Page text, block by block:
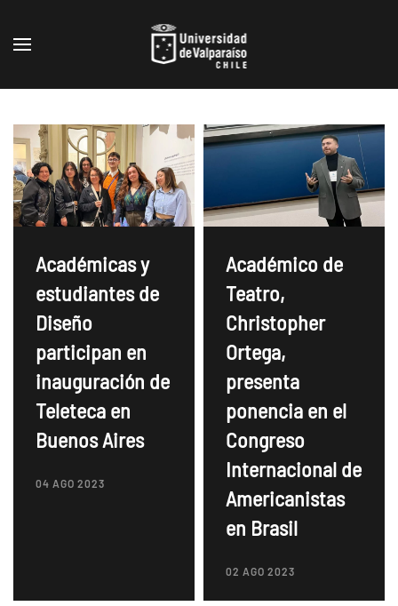
Skip to main content
Académicas y
estudiantes de
Diseño
participan en
inauguración de
Teleteca en
Buenos Aires
04 AGO 2023
Académico de
Teatro,
Christopher
Ortega,
presenta
ponencia en el
Congreso
Internacional de
Americanistas
en Brasil
02 AGO 2023